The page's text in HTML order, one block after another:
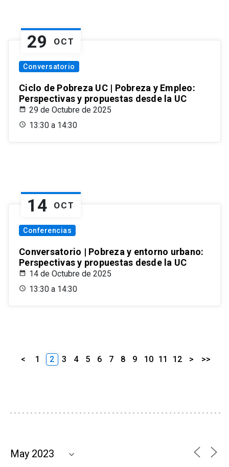
29 OCT
Conversatorio
Ciclo de Pobreza UC | Pobreza y Empleo:
Perspectivas y propuestas desde la UC
29 de Octubre de 2025
13:30 a 14:30
14 OCT
Conferencias
Conversatorio | Pobreza y entorno urbano:
Perspectivas y propuestas desde la UC
14 de Octubre de 2025
13:30 a 14:30
< 1 2 3 4 5 6 7 8 9 10 11 12 > >>